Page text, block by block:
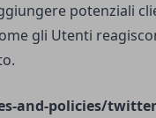
potenziali
gli Utenti
and-policies/